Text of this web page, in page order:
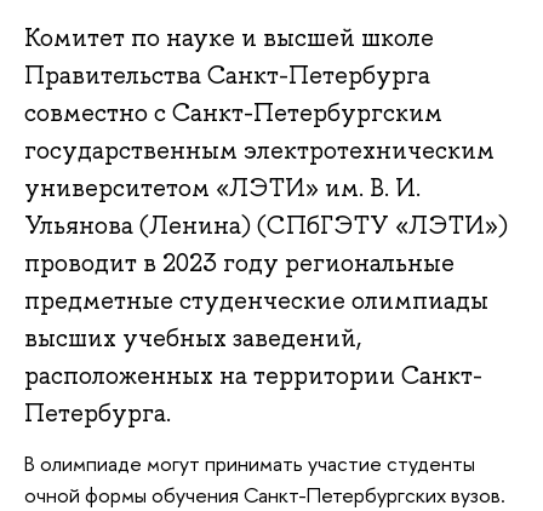
Комитет по науке и высшей школе
Правительства Санкт-Петербурга
совместно с Санкт-Петербургским
государственным электротехническим
университетом «ЛЭТИ» им. В. И.
Ульянова (Ленина) (СПбГЭТУ «ЛЭТИ»)
проводит в 2023 году региональные
предметные студенческие олимпиады
высших учебных заведений,
расположенных на территории Санкт-
Петербурга.
В олимпиаде могут принимать участие студенты
очной формы обучения Санкт-Петербургских вузов.